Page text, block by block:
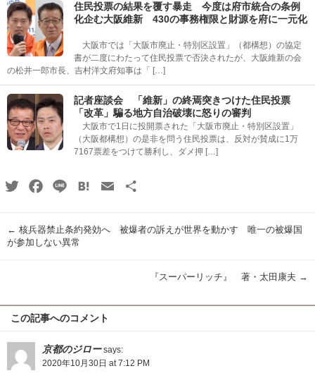
住民投票の結果を覆す暴走 今度は府市統合の条例
化企む大阪維新 430の事務権限と財源を府に一元化
大阪市では「大阪市廃止・特別区設置」（都構想）の協定
書が二度にわたって住民投票で否決されたが、大阪維新の会
の松井一郎市長、吉村洋文府知事は「 […]
記者座談会 「維新」の終焉突きつけた住民投票
「改革」騙る地方自治破壊に怒りの審判
大阪市で1日に投開票された「大阪市廃止・特別区設置」
（大阪都構想）の是非を問う住民投票は、反対が賛成に1万
7167票差をつけて勝利し、ダメ押 […]
TwitterFacebook
Line HatenaEmail
← 核兵器禁止条約発効へ 被爆者の訴えが世界を動かす 唯一の被爆国
が参加しない異常
『スーパーリッチ』 著・太田康夫 →
この記事へのコメント
京都のジロー says:
2020年10月30日 at 7:12 PM